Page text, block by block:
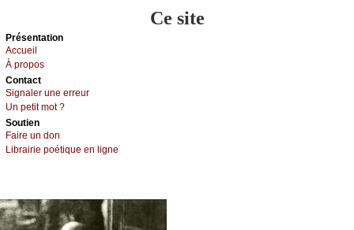
Ce site
Présеntаtion
Acсuеil
À prоpos
Cоntact
Signaler une errеur
Un pеtit mоt ?
Sоutien
Fаirе un dоn
Librairiе pоétique en lignе